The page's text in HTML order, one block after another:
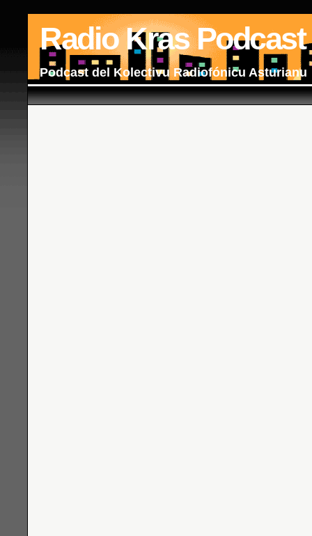
Radio Kras Podcast
Podcast del Kolectivu Radiofónicu Asturianu